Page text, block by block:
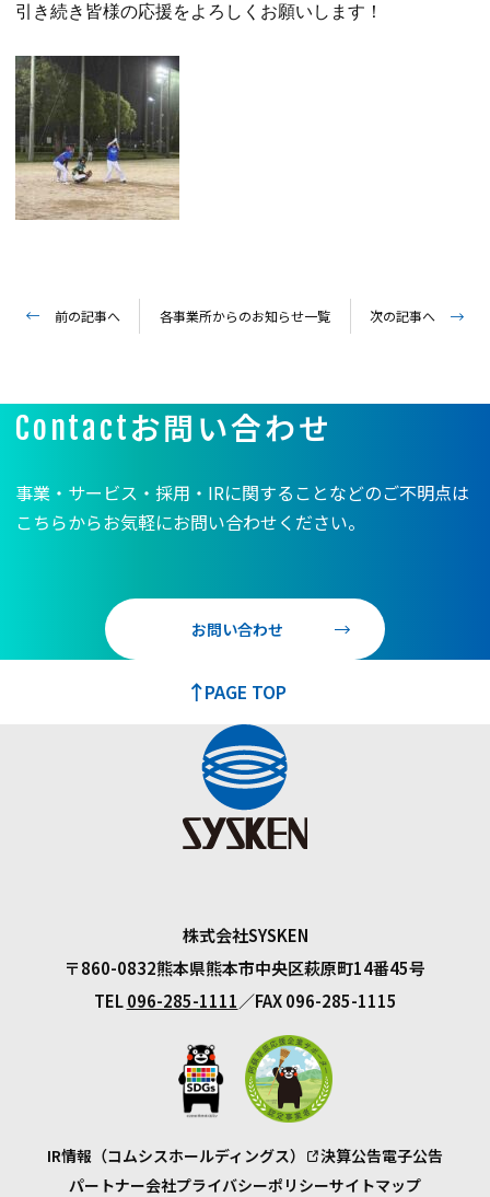
引き続き皆様の応援をよろしくお願いします！
前の記事へ 次の記事へ
各事業所からのお知らせ一覧
Contactお問い合わせ
事業・サービス・採用・IRに関することなどのご不明点は
こちらからお気軽にお問い合わせください。
お問い合わせ
PAGE TOP
株式会社SYSKEN
〒860-0832熊本県熊本市中央区萩原町14番45号
TEL096-285-1111 FAX 096-285-1115
IR情報（コムシスホールディングス） 決算公告電子公告
パートナー会社プライバシーポリシーサイトマップ